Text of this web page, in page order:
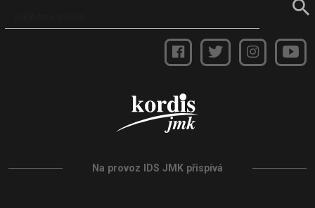
Na provoz IDS JMK přispívá